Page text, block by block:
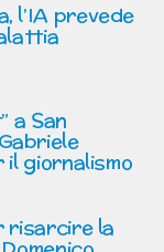
l’IA prevede
a San
il giornalismo
risarcire la